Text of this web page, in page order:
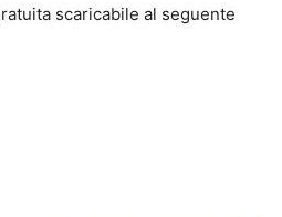
scaricabile al seguente